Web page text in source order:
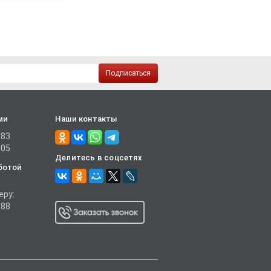
Подписаться
Наши контакты
Делитесь в соцсетях